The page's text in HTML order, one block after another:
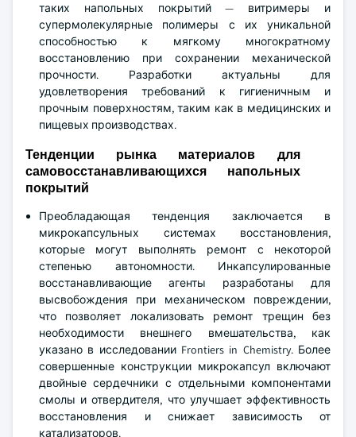
таких напольных покрытий — витримеры и
супермолекулярные полимеры с их уникальной
способностью к мягкому многократному
восстановлению при сохранении механической
прочности. Разработки актуальны для
удовлетворения требований к гигиеничным и
прочным поверхностям, таким как в медицинских и
пищевых производствах.
Тенденции рынка материалов для
самовосстанавливающихся напольных
покрытий
Преобладающая тенденция заключается в
микрокапсульных системах восстановления,
которые могут выполнять ремонт с некоторой
степенью автономности. Инкапсулированные
восстанавливающие агенты разработаны для
высвобождения при механическом повреждении,
что позволяет локализовать ремонт трещин без
необходимости внешнего вмешательства, как
указано в исследовании Frontiers in Chemistry. Более
совершенные конструкции микрокапсул включают
двойные сердечники с отдельными компонентами
смолы и отвердителя, что улучшает эффективность
восстановления и снижает зависимость от
катализаторов.